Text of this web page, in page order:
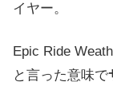
イヤー。
Epic Ride
と言った意味で